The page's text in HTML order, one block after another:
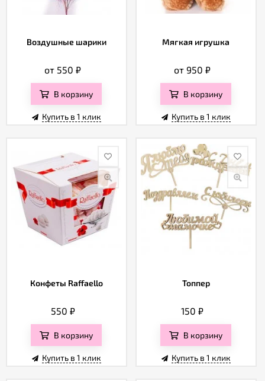
конфиденциальности
ОтзывыВоздушные шарики
от 550₽
В корзину
Купить в 1 клик
Мягкая игрушка
от 950₽
В корзину
Купить в 1 клик
Конфеты Raffaello
550 ₽
В корзину
Купить в 1 клик
Топпер
150₽
В корзину
Купить в 1 клик